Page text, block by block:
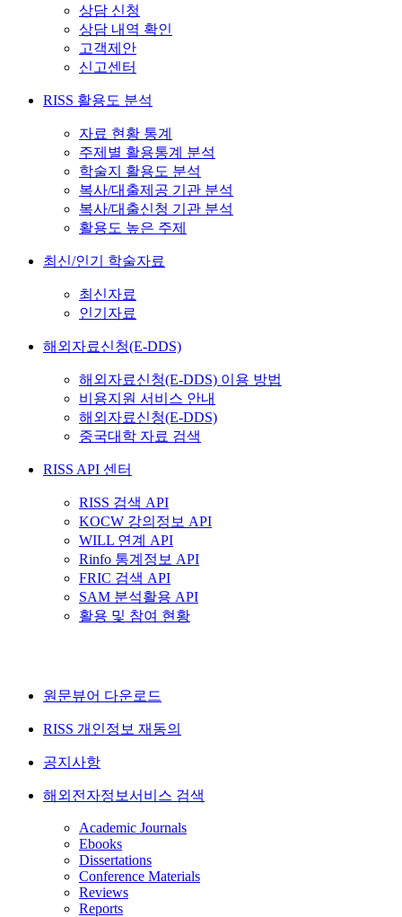
상담 신청
상담 내역 확인
고객제안
신고센터
RISS 활용도 분석
자료 현황 통계
주제별 활용통계 분석
학술지 활용도 분석
복사/대출제공 기관 분석
복사/대출신청 기관 분석
활용도 높은 주제
최신/인기 학술자료
최신자료
인기자료
해외자료신청(E-DDS)
해외자료신청(E-DDS) 이용 방법
비용지원 서비스 안내
해외자료신청(E-DDS)
중국대학 자료 검색
RISS API 센터
RISS 검색 API
KOCW 강의정보 API
WILL 연계 API
Rinfo 통계정보 API
FRIC 검색 API
SAM 분석활용 API
활용 및 참여 현황
원문뷰어 다운로드
RISS 개인정보 재동의
공지사항
해외전자정보서비스 검색
Academic Journals
Ebooks
Dissertations
Conference Materials
Reviews
Reports